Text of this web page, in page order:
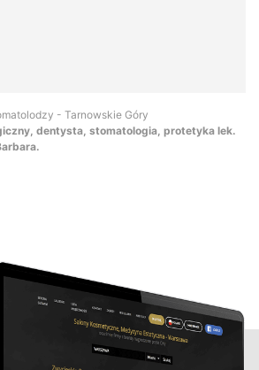
- Tarnowskie Góry
dentysta, stomatologia, protetyka lek.